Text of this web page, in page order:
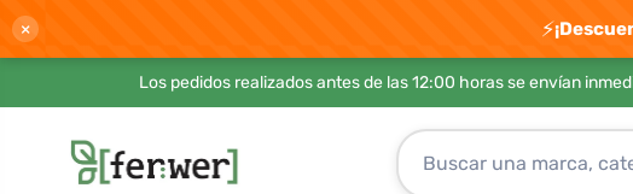
× ⚡
Los pedidos realizados antes de las 12:00 horas se envían